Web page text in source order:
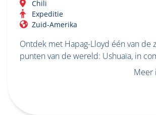
Chili
Expeditie
Zuid-Amerika
Ontdek met Hapag-Lloyd één van de
punten van de wereld: Ushuaïa, in
Meer